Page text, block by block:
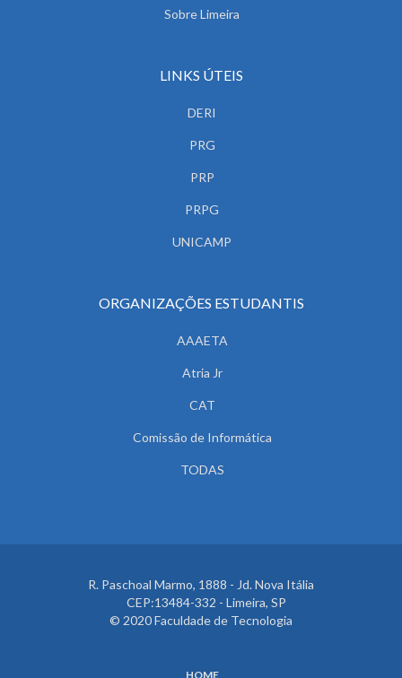
Sobre Limeira
LINKS ÚTEIS
DERI
PRG
PRP
PRPG
UNICAMP
ORGANIZAÇÕES ESTUDANTIS
AAAETA
Atria Jr
CAT
Comissão de Informática
TODAS
R. Paschoal Marmo, 1888 - Jd. Nova Itália
CEP:13484-332 - Limeira, SP
© 2020 Faculdade de Tecnologia
HOME